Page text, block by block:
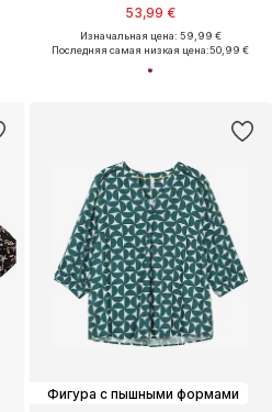
53,99 €
Изначальная цена: 59,99 €
Последняя самая низкая цена:50,99 €
Фигура с пышными формами